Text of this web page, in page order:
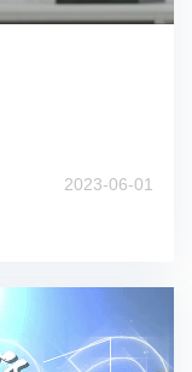
2023-06-01